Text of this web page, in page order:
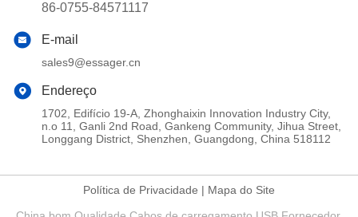
86-0755-84571117
E-mail
sales9@essager.cn
Endereço
1702, Edifício 19-A, Zhonghaixin Innovation Industry City,
n.o 11, Ganli 2nd Road, Gankeng Community, Jihua Street,
Longgang District, Shenzhen, Guangdong, China 518112
Política de Privacidade | Mapa do Site